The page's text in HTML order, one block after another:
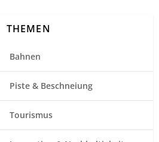
THEMEN
Bahnen
Piste & Beschneiung
Tourismus